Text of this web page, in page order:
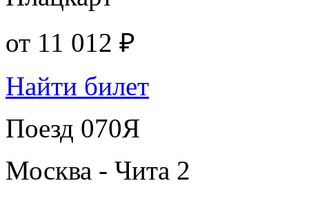
от 11 012 ₽
Найти билет
Поезд 070Я
Москва - Чита 2